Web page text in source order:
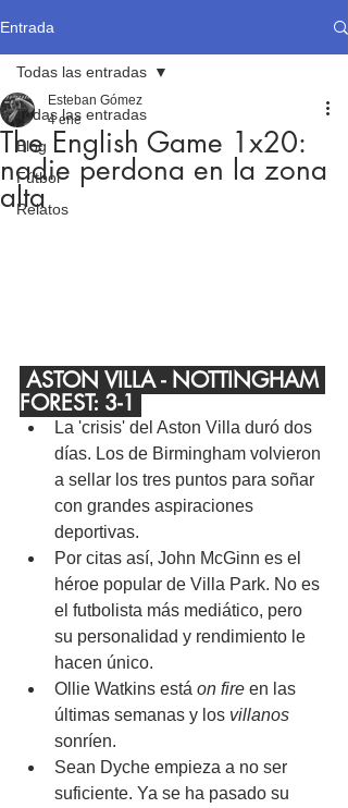
Entrada
Todas las entradas
Blog
Fútbol
Relatos
Todas las entradas
The English Game 1x20:
nadie perdona en la zona
alta
Esteban Gómez
4 ene
ASTON VILLA - NOTTINGHAM
FOREST: 3-1
La 'crisis' del Aston Villa duró dos
días. Los de Birmingham volvieron
a sellar los tres puntos para soñar
con grandes aspiraciones
deportivas.
Por citas así, John McGinn es el
héroe popular de Villa Park. No es
el futbolista más mediático, pero
su personalidad y rendimiento le
hacen único.
Ollie Watkins está on fire en las
últimas semanas y los villanos
sonríen.
Sean Dyche empieza a no ser
suficiente. Ya se ha pasado su